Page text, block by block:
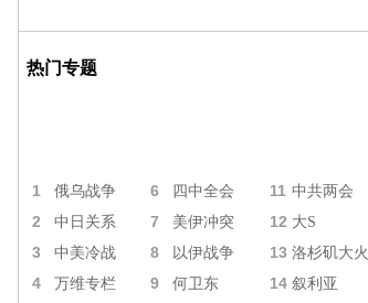
热门专题
1 俄乌战争 6 四中全会 11 中共两会
2 中日关系 7 美伊冲突 12 大S
3 中美冷战 8 以伊战争 13 洛杉矶大火
4 万维专栏 9 何卫东 14 叙利亚